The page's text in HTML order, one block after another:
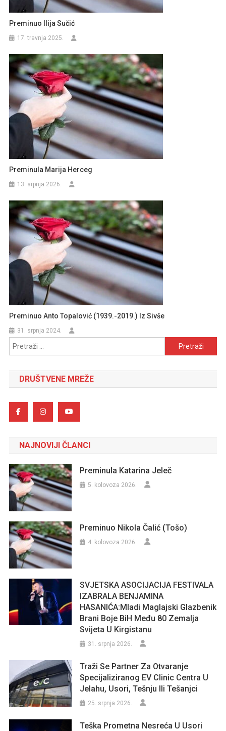
Preminuo Ilija Sučić
17. travnja 2025.
Preminula Marija Herceg
13. srpnja 2026.
Preminuo Anto Topalović (1939.-2019.) Iz Sivše
31. srpnja 2024.
Pretraži:
DRUŠTVENE MREŽE
NAJNOVIJI ČLANCI
Preminula Katarina Jeleč
5. kolovoza 2026.
Preminuo Nikola Čalić (Tošo)
4. kolovoza 2026.
SVJETSKA ASOCIJACIJA FESTIVALA
IZABRALA BENJAMINA
HASANIĆA:Mladi Maglajski Glazbenik
Brani Boje BiH Među 80 Zemalja
Svijeta U Kirgistanu
31. srpnja 2026.
Traži Se Partner Za Otvaranje
Specijaliziranog EV Clinic Centra U
Jelahu, Usori, Tešnju Ili Tešanjci
25. srpnja 2026.
Teška Prometna Nesreća U Usori